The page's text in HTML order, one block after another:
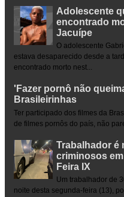
Adolescente
encontrado
Jacuípe
O adolescente
estava desaparecido desde a
encontrado morto nest...
'Fazer pornô não
Brasileirinhas
Ter participado dos filmes da
de filmes pornôs do país, não
Trabalhador é
criminosos
Feira IX
Um trabalhador de
noite desta segunda-feira (13),